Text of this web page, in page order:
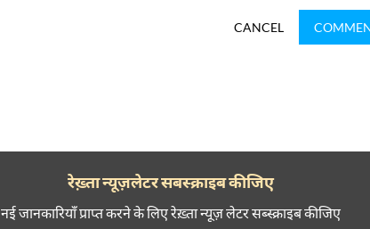
CANCEL
रेख़्ता न्यूज़लेटर सबस्क्राइब कीजिए
नई जानकारियाँ प्राप्त करने के लिए रेख़्ता न्यूज़ लेटर सब्स्क्राइब कीजिए